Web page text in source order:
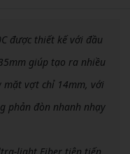
được thiết kế với đầu
giúp tạo ra nhiều
mặt vợt chỉ 14mm, với
phản đòn nhanh nhạy